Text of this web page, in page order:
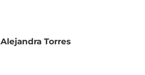
Alejandra Torres